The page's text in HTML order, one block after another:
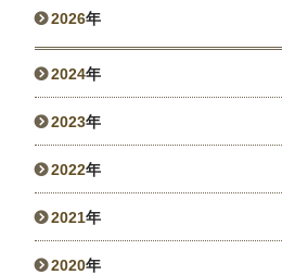
2026年
2024年
2023年
2022年
2021年
2020年